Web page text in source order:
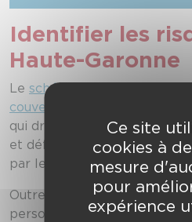
Identifier les
Haute-Garonne
Le schéma départemental
couverture des risques
qui dresse l’inventairedes
et définit les objectifs de
par les sapeurs-pompiers.
Outre les risques courants
personnes, lutte contre les
Ce site
cookies à
mesure
pour
expérience